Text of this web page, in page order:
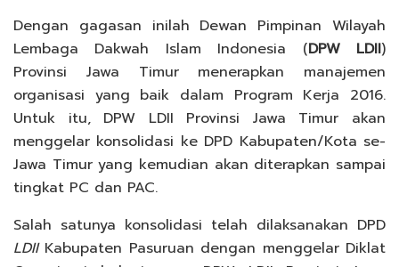
Dengan gagasan inilah Dewan Pimpinan Wilayah
Lembaga Dakwah Islam Indonesia (DPW LDII)
Provinsi Jawa Timur menerapkan manajemen
organisasi yang baik dalam Program Kerja 2016.
Untuk itu, DPW LDII Provinsi Jawa Timur akan
menggelar konsolidasi ke DPD Kabupaten/Kota se-
Jawa Timur yang kemudian akan diterapkan sampai
tingkat PC dan PAC.
Salah satunya konsolidasi telah dilaksanakan DPD
LDIIKabupaten Pasuruan dengan menggelar Diklat